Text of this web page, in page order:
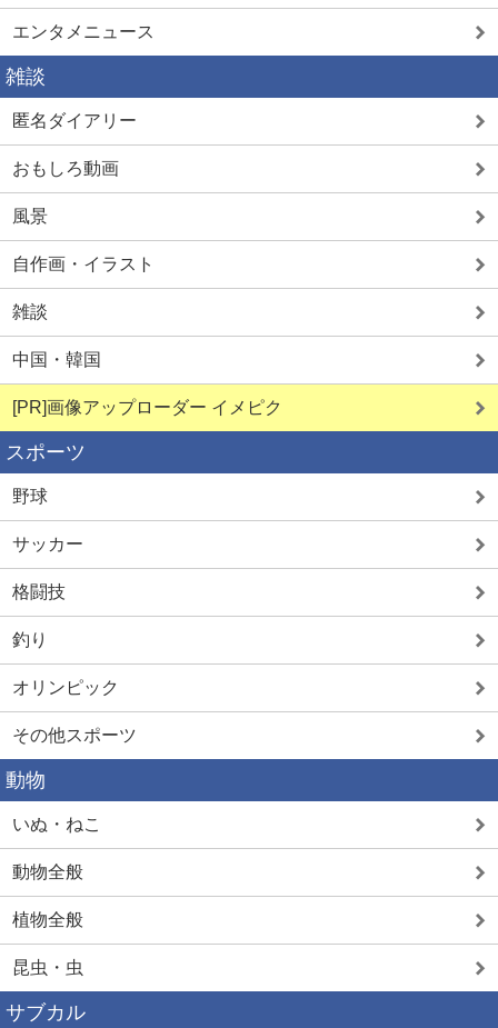
エンタメニュース
雑談
匿名ダイアリー
おもしろ動画
風景
自作画・イラスト
雑談
中国・韓国
[PR]画像アップローダー イメピク
スポーツ
野球
サッカー
格闘技
釣り
オリンピック
その他スポーツ
動物
いぬ・ねこ
動物全般
植物全般
昆虫・虫
サブカル